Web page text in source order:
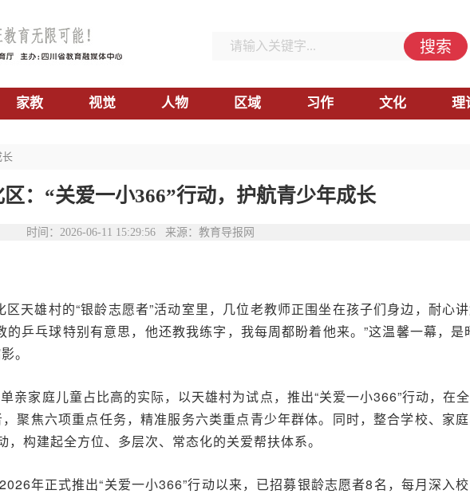
家教 视觉 人物 区域 习作 文化 理
搜索
长
：“关爱一小366”行动，护航青少年成长
时间：2026-06-11 15:29:56 来源：教育导报网
区天雄村的“银龄志愿者”活动室里，几位老教师正围坐在孩子们身边，耐心
乒乓球特别有意思，他还教我练字，我每周都盼着他来。”这温馨一幕，是
。
亲家庭儿童占比高的实际，以天雄村为试点，推出“关爱一小366”行动，在
聚焦六项重点任务，精准服务六类重点青少年群体。同时，整合学校、家
构建起全方位、多层次、常态化的关爱帮扶体系。
年正式推出“关爱一小366”行动以来，已招募银龄志愿者8名，每月深入